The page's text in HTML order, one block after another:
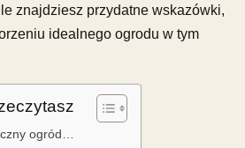
znajdziesz przydatne wskazówki,
idealnego ogrodu w tym
ogród…